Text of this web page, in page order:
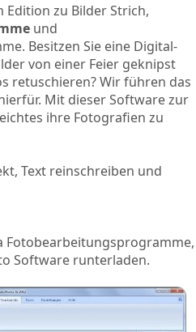
zu Bilder Strich,
und
Besitzen Sie eine Digital-
von einer Feier geknipst
retuschieren? Wir führen das
Mit dieser Software zur
ihre Fotografien zu
Text reinschreiben und
Fotobearbeitungsprogramme,
Software runterladen.